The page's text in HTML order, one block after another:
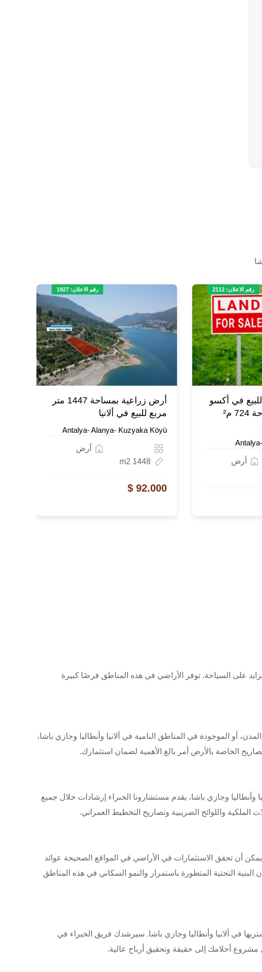
رقم الاعلان: 2112
في أكسو
كيميراغزي بمساحة 724 م²
أرض
رقم الاعلان: 1927
أرض زراعية بمساحة 1447 متر
مربع للبيع في ألانيا
Antalya- Alanya- Kuzyaka Köyü
أرض
1448 m2
92.000 $
على السياحة. توفر الأراضي في هذه المناطق فرصًا كبيرة
أو الموجودة في المناطق النامية في ألانيا وأنطاليا وجازي باشا،
الخاصة بالأرض أمر بالغ الأهمية لضمان استثمارك.
وجازي باشا، يقدم مستشارونا الخبراء إرشادات خلال جميع
يمكن أن تحقق الاستثمارات في الأراضي في المواقع الصحيحة عوائد
التحتية المتطورة باستمرار والنمو السكاني في هذه المناطق
في ألانيا وأنطاليا وجازي باشا. سيرشدك فريق الخبراء في